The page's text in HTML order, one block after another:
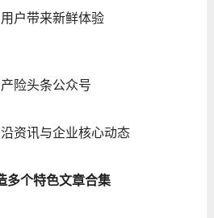
户带来新鲜体验
险头条公众号
资讯与企业核心动态
多个特色文章合集